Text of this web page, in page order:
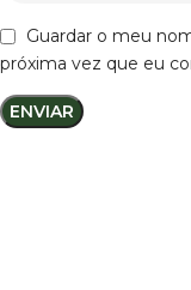
Guardar o meu
próxima vez que eu